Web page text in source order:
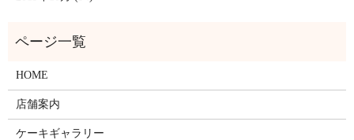
HOME
店舗案内
ケーキギャラリー